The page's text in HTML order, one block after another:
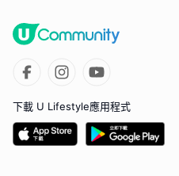
下載 U Lifestyle應用程式